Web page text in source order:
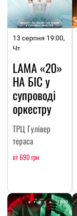
13 серпня 19:00,
Чт
LAMA «20»
НА БІС у
супроводі
оркестру
ТРЦ Гулівер
тераса
от 690 грн